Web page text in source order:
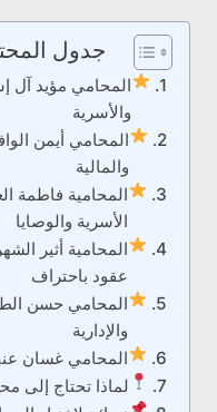
جدول
المحامي مؤيد آل
والأسرية
المحامي أيمن
والمالية
المحامية فاطمة
الأسرية والوصايا
المحامية أثير
عقود باحتراف
المحامي حسن
والإدارية
المحامي غسان
لماذا تحتاج إلى